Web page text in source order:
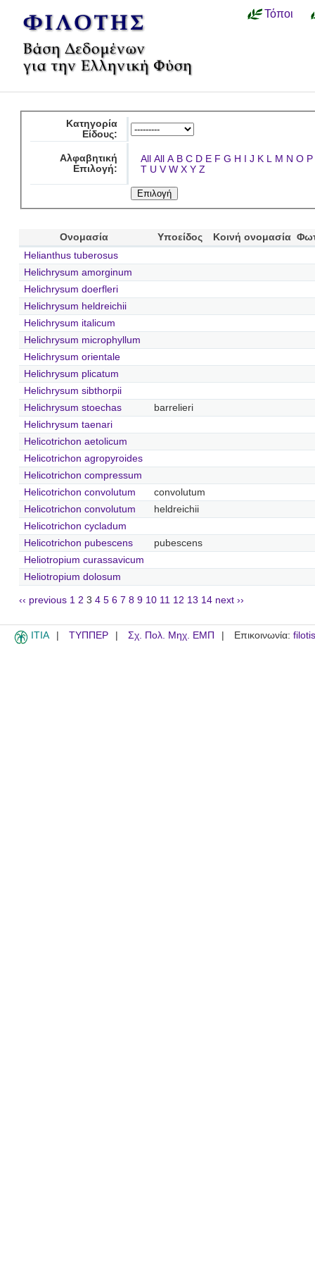
Τόποι
Κατηγορία
Είδους:
Αλφαβητική
Επιλογή:
All All A B C D E F G H I J K L M N O P
T U V W X Y Z
Ονομασία Υποείδος Κοινή ονομασία
Helianthus tuberosus
Helichrysum amorginum
Helichrysum doerfleri
Helichrysum heldreichii
Helichrysum italicum
Helichrysum microphyllum
Helichrysum orientale
Helichrysum plicatum
Helichrysum sibthorpii
Helichrysum stoechas
barrelieri
Helichrysum taenari
Helicotrichon aetolicum
Helicotrichon agropyroides
Helicotrichon compressum
Helicotrichon convolutum
convolutum
Helicotrichon convolutum
heldreichii
Helicotrichon cycladum
Helicotrichon pubescens
pubescens
Heliotropium curassavicum
Heliotropium dolosum
‹‹ previous 1 2 3 4 5 6 7 8 9 10 11 12 13 14 next ››
ITIA ΤΥΠΠΕΡ Σχ. Πολ. Μηχ. ΕΜΠ Επικοινωνία: